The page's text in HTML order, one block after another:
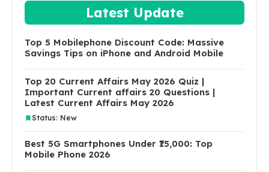
Latest Update
Top 5 Mobilephone Discount Code: Massive
Savings Tips on iPhone and Android Mobile
Top 20 Current Affairs May 2026 Quiz |
Important Current affairs 20 Questions |
Latest Current Affairs May 2026
Status: New
Best 5G Smartphones Under ₹15,000: Top
Mobile Phone 2026